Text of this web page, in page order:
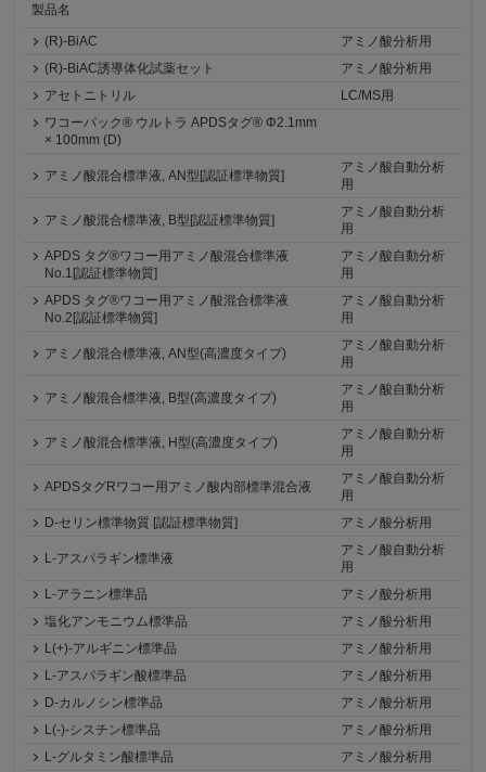
製品名
(R)-BiAC
アミノ酸分析用
(R)-BiAC誘導体化試薬セット
アミノ酸分析用
アセトニトリル
LC/MS用
ワコーパック® ウルトラ APDSタグ® Φ2.1mm
× 100mm (D)
アミノ酸混合標準液, AN型[認証標準物質]
アミノ酸自動分析
用
アミノ酸混合標準液, B型[認証標準物質]
アミノ酸自動分析
用
APDS タグ®ワコー用アミノ酸混合標準液
No.1[認証標準物質]
アミノ酸自動分析
用
APDS タグ®ワコー用アミノ酸混合標準液
No.2[認証標準物質]
アミノ酸自動分析
用
アミノ酸混合標準液, AN型(高濃度タイプ)
アミノ酸自動分析
用
アミノ酸混合標準液, B型(高濃度タイプ)
アミノ酸自動分析
用
アミノ酸混合標準液, H型(高濃度タイプ)
アミノ酸自動分析
用
APDSタグRワコー用アミノ酸内部標準混合液
アミノ酸自動分析
用
D-セリン標準物質 [認証標準物質]
アミノ酸分析用
L-アスパラギン標準液
アミノ酸自動分析
用
L-アラニン標準品
アミノ酸分析用
塩化アンモニウム標準品
アミノ酸分析用
L(+)-アルギニン標準品
アミノ酸分析用
L-アスパラギン酸標準品
アミノ酸分析用
D-カルノシン標準品
アミノ酸分析用
L(-)-シスチン標準品
アミノ酸分析用
L-グルタミン酸標準品
アミノ酸分析用